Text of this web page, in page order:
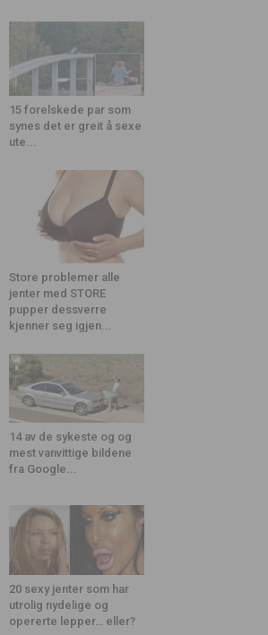
15 forelskede par som
synes det er greit å sexe
ute...
Store problemer alle
jenter med STORE
pupper dessverre
kjenner seg igjen...
14 av de sykeste og og
mest vanvittige bildene
fra Google...
20 sexy jenter som har
utrolig nydelige og
opererte lepper… eller?